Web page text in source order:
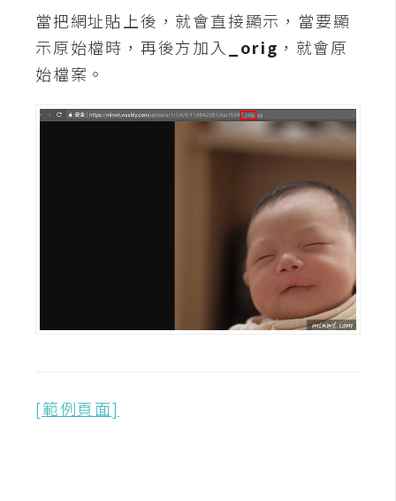
當把網址貼上後，就會直接顯示，當要顯
示原始檔時，再後方加入
_orig ，就會原
始檔案。
[範例頁面]